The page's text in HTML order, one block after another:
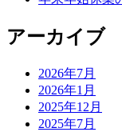
アーカイブ
2026年7月
2026年1月
2025年12月
2025年7月